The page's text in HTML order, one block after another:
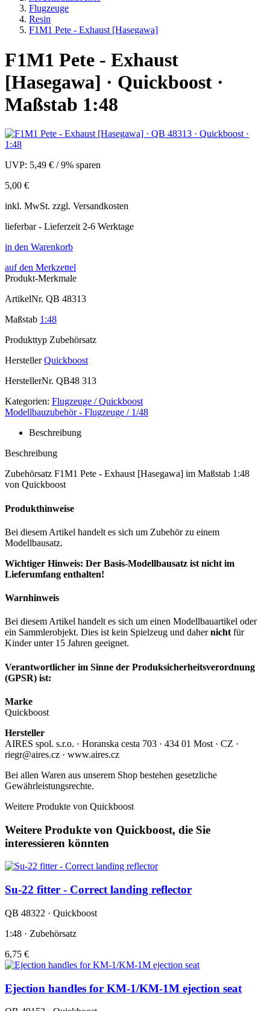
Flugzeuge
Resin
F1M1 Pete - Exhaust [Hasegawa]
F1M1 Pete - Exhaust
[Hasegawa] · Quickboost ·
Maßstab 1:48
UVP: 5,49 € /9% sparen
5,00 €
inkl. MwSt. zzgl. Versandkosten
lieferbar - Lieferzeit 2-6 Werktage
in den Warenkorb
auf den Merkzettel
Produkt-Merkmale
ArtikelNr. QB 48313
Maßstab 1:48
Produkttyp Zubehörsatz
Hersteller Quickboost
HerstellerNr. QB48 313
Kategorien: Flugzeuge / Quickboost
Modellbauzubehör - Flugzeuge / 1/48
Beschreibung
Beschreibung
Zubehörsatz F1M1 Pete - Exhaust [Hasegawa] im Maßstab 1:48
von Quickboost
Produkthinweise
Bei diesem Artikel handelt es sich um Zubehör zu einem
Modellbausatz.
Wichtiger Hinweis: Der Basis-Modellbausatz ist nicht im
Lieferumfang enthalten!
Warnhinweis
Bei diesem Artikel handelt es sich um einen Modellbauartikel oder
ein Sammlerobjekt. Dies ist kein Spielzeug und dahernicht für
Kinder unter 15 Jahren geeignet.
Verantwortlicher im Sinne der Produksicherheitsverordnung
(GPSR) ist:
Marke
Quickboost
Hersteller
AIRES spol. s.r.o. · Horanska cesta 703 · 434 01 Most · CZ ·
riegr@aires.cz · www.aires.cz
Bei allen Waren aus unserem Shop bestehen gesetzliche
Gewährleistungsrechte.
Weitere Produkte von Quickboost
Weitere Produkte von Quickboost, die Sie
interessieren könnten
Su-22 fitter - Correct landing reflector
QB 48322 · Quickboost
1:48 · Zubehörsatz
6,75 €
Ejection handles for KM-1/KM-1M ejection seat